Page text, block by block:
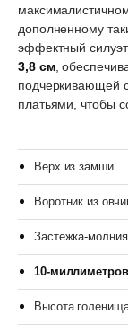
дополненному
эффектный
3,8 см,
подчеркивающей
платьями, чтобы
Верх из замши
Воротник из
Застежка-
10-
Высота